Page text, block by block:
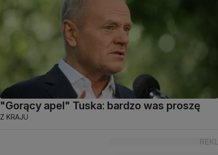
"Gorący apel" Tuska: bardzo was proszę
Z KRAJU